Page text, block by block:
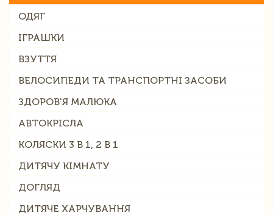
ОДЯГ
ІГРАШКИ
ВЗУТТЯ
ВЕЛОСИПЕДИ ТА ТРАНСПОРТНІ ЗАСОБИ
ЗДОРОВ'Я МАЛЮКА
АВТОКРІСЛА
КОЛЯСКИ 3 В 1, 2 В 1
ДИТЯЧУ КІМНАТУ
ДОГЛЯД
ДИТЯЧЕ ХАРЧУВАННЯ